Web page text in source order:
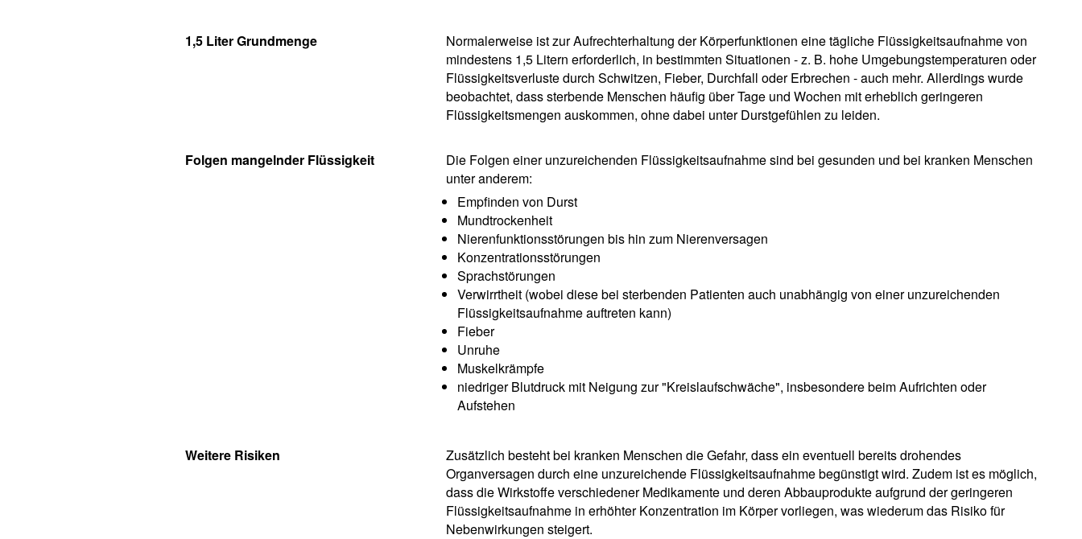
1,5 Liter Grundmenge
Normalerweise ist zur Aufrechterhaltung der Körperfunktionen eine tägliche Flüssigkeitsaufnahme von
mindestens 1,5 Litern erforderlich, in bestimmten Situationen - z. B. hohe Umgebungstemperaturen oder
Flüssigkeitsverluste durch Schwitzen, Fieber, Durchfall oder Erbrechen - auch mehr. Allerdings wurde
beobachtet, dass sterbende Menschen häufig über Tage und Wochen mit erheblich geringeren
Flüssigkeitsmengen auskommen, ohne dabei unter Durstgefühlen zu leiden.
Folgen mangelnder Flüssigkeit
Die Folgen einer unzureichenden Flüssigkeitsaufnahme sind bei gesunden und bei kranken Menschen
unter anderem:
Empfinden von Durst
Mundtrockenheit
Nierenfunktionsstörungen bis hin zum Nierenversagen
Konzentrationsstörungen
Sprachstörungen
Verwirrtheit (wobei diese bei sterbenden Patienten auch unabhängig von einer unzureichenden
Flüssigkeitsaufnahme auftreten kann)
Fieber
Unruhe
Muskelkrämpfe
niedriger Blutdruck mit Neigung zur "Kreislaufschwäche", insbesondere beim Aufrichten oder
Aufstehen
Weitere Risiken
Zusätzlich besteht bei kranken Menschen die Gefahr, dass ein eventuell bereits drohendes
Organversagen durch eine unzureichende Flüssigkeitsaufnahme begünstigt wird. Zudem ist es möglich,
dass die Wirkstoffe verschiedener Medikamente und deren Abbauprodukte aufgrund der geringeren
Flüssigkeitsaufnahme in erhöhter Konzentration im Körper vorliegen, was wiederum das Risiko für
Nebenwirkungen steigert.